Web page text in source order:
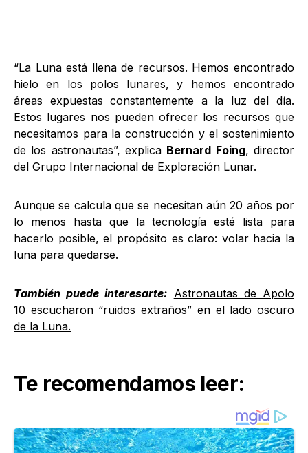
“La Luna está llena de recursos. Hemos encontrado
hielo en los polos lunares, y hemos encontrado
áreas expuestas constantemente a la luz del día.
Estos lugares nos pueden ofrecer los recursos que
necesitamos para la construcción y el sostenimiento
de los astronautas”, explica Bernard Foing, director
del Grupo Internacional de Exploración Lunar.
Aunque se calcula que se necesitan aún 20 años por
lo menos hasta que la tecnología esté lista para
hacerlo posible, el propósito es claro: volar hacia la
luna para quedarse.
También puede interesarte: Astronautas de Apolo
10 escucharon “ruidos extraños” en el lado oscuro
de la Luna.
Te recomendamos leer: